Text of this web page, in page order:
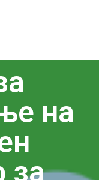
на
за